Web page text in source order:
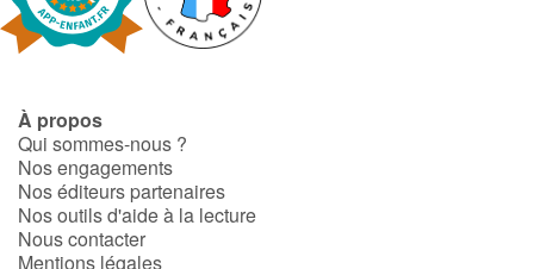
Fable, mythe, littérature et poésie
Ogres, monstres et sorcières
Héroïnes et héros
Écologie, nature, saisons
À propos
Qui sommes-nous ?
Nos engagements
Nos éditeurs partenaires
Nos outils d'aide à la lecture
Nous contacter
Mentions légales